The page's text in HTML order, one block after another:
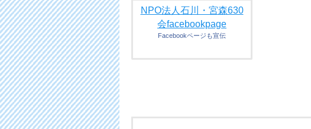
NPO法人石川・宮森630
会facebookpage
Facebookページも宣伝